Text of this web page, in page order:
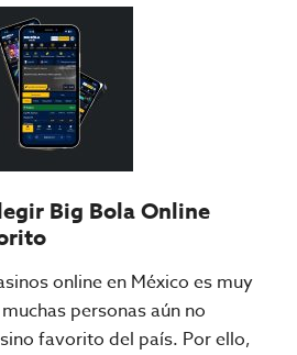
Checo
Pérez
calienta
para
su
primera
con
Cadillac
Big Bola Online
online en México es muy
personas aún no
favorito del país. Por ello,